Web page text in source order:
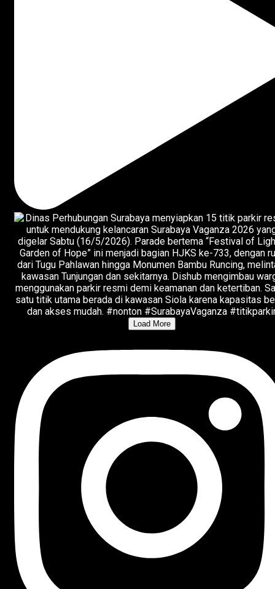
Load More